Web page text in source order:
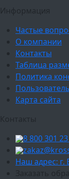
Информация
Частые
О компании
Контакты
Таблица
Политика
Карта сайта
Контакты
8 800 301
Наш адрес: г.
Заказать